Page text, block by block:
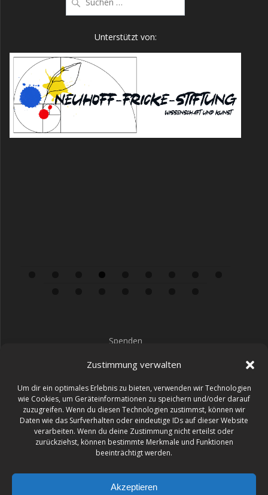
Zustimmung verwalten
Um dir ein optimales Erlebnis zu bieten, verwenden wir Technologien
wie Cookies, um Geräteinformationen zu speichern und/oder darauf
zuzugreifen. Wenn du diesen Technologien zustimmst, können wir
Daten wie das Surfverhalten oder eindeutige IDs auf dieser Website
verarbeiten. Wenn du deine Zustimmung nicht erteilst oder
zurückziehst, können bestimmte Merkmale und Funktionen
beeinträchtigt werden.
Akzeptieren
nach:
Unterstützt von:
Spenden
Impressum
47:07:25:00